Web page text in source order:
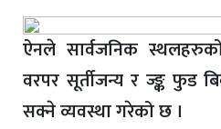
ऐनले सार्वजनिक
वरपर सूर्तीजन्य र ज्ङ्क फुड
सक्ने व्यवस्था गरेको छ ।